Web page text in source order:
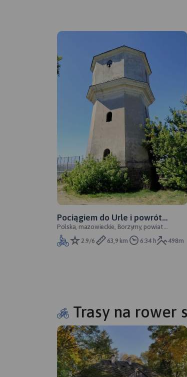
Pociągiem do Urle i powrót
rowerem
Polska, mazowieckie, Borzymy, powiat
wołomiński
2.9/6
63,9 km 6:34 h 498m
Trasy na rower